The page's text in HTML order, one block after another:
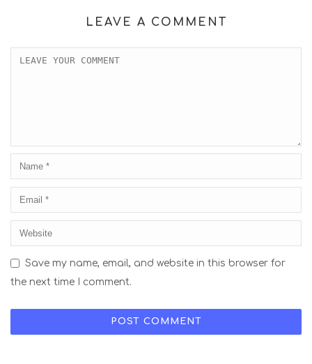
LEAVE A COMMENT
Save my name, email, and website in this browser for
the next time I comment.